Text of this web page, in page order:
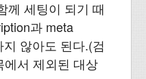
께 세팅이 되기 때
과 meta
않아도 된다.(검
서 제외된 대상